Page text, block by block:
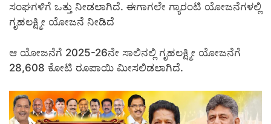
ಸಂಘಗಳಿಗೆ ಒತ್ತು ನೀಡಲಾಗಿದೆ. ಈಗಾಗಲೇ ಗ್ಯಾರಂಟಿ ಯೋಜನೆಗಳಲ್ಲಿ
ಗೃಹಲಕ್ಷ್ಮೀ ಯೋಜನೆ ನೀಡಿದೆ
ಆ ಯೋಜನೆಗೆ 2025-26ನೇ ಸಾಲಿನಲ್ಲಿ ಗೃಹಲಕ್ಷ್ಮೀ ಯೋಜನೆಗೆ
28,608 ಕೋಟಿ ರೂಪಾಯಿ ಮೀಸಲಿಡಲಾಗಿದೆ.